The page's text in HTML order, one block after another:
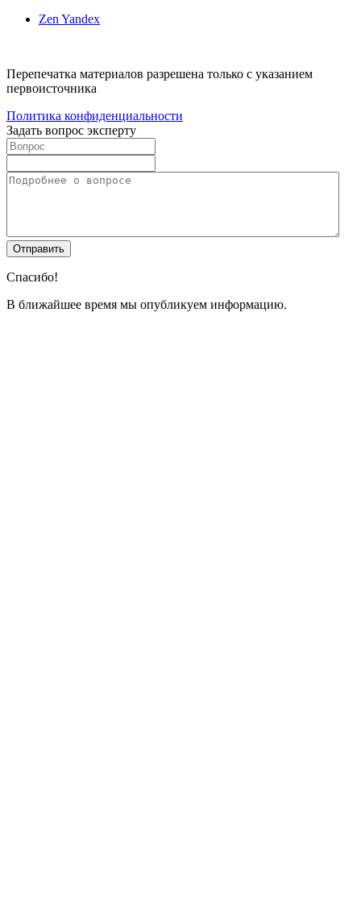
Zen Yandex
Перепечатка материалов разрешена только с указанием
первоисточника
Политика конфиденциальности
Задать вопрос эксперту
Спасибо!
В ближайшее время мы опубликуем информацию.